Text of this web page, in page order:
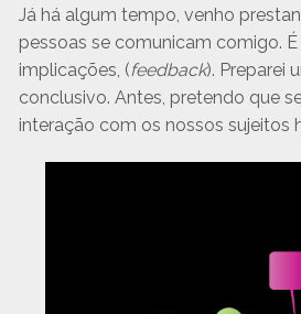
Já há algum tempo, venho
pessoas se comunicam comigo.
implicações, (feedback). Preparei
conclusivo. Antes, pretendo que
interação com os nossos sujeitos